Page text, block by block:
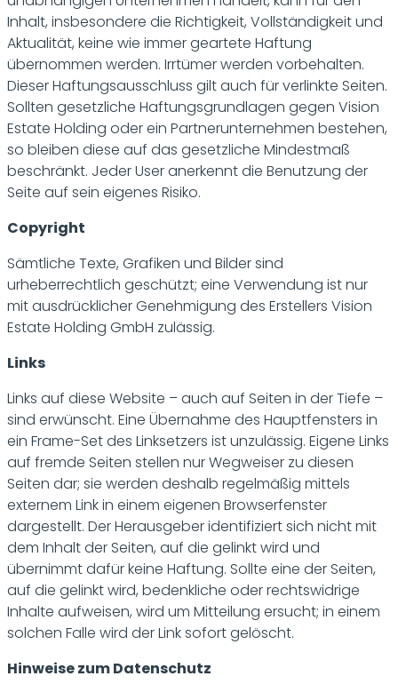
Inhalt, insbesondere die Richtigkeit, Vollständigkeit und
Aktualität, keine wie immer geartete Haftung
übernommen werden. Irrtümer werden vorbehalten.
Dieser Haftungsausschluss gilt auch für verlinkte Seiten.
Sollten gesetzliche Haftungsgrundlagen gegen Vision
Estate Holding oder ein Partnerunternehmen bestehen,
so bleiben diese auf das gesetzliche Mindestmaß
beschränkt. Jeder User anerkennt die Benutzung der
Seite auf sein eigenes Risiko.
Copyright
Sämtliche Texte, Grafiken und Bilder sind
urheberrechtlich geschützt; eine Verwendung ist nur
mit ausdrücklicher Genehmigung des Erstellers Vision
Estate Holding GmbH zulässig.
Links
Links auf diese Website – auch auf Seiten in der Tiefe –
sind erwünscht. Eine Übernahme des Hauptfensters in
ein Frame-Set des Linksetzers ist unzulässig. Eigene Links
auf fremde Seiten stellen nur Wegweiser zu diesen
Seiten dar; sie werden deshalb regelmäßig mittels
externem Link in einem eigenen Browserfenster
dargestellt. Der Herausgeber identifiziert sich nicht mit
dem Inhalt der Seiten, auf die gelinkt wird und
übernimmt dafür keine Haftung. Sollte eine der Seiten,
auf die gelinkt wird, bedenkliche oder rechtswidrige
Inhalte aufweisen, wird um Mitteilung ersucht; in einem
solchen Falle wird der Link sofort gelöscht.
Hinweise zum Datenschutz